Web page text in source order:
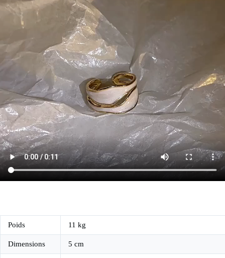
Poids 11 kg
Dimensions 5 cm